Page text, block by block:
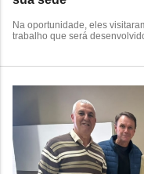
Na oportunidade, eles
trabalho que será